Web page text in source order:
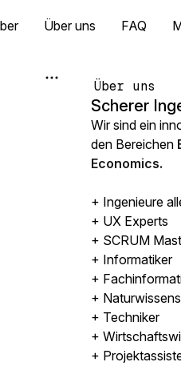
Über uns FAQ
Über uns
Scherer
Wir sind ein
den Bereichen
Economics.
+ Ingenieure
+ UX Experts
+ SCRUM
+ Informatiker
+
+
+ Techniker
+
+